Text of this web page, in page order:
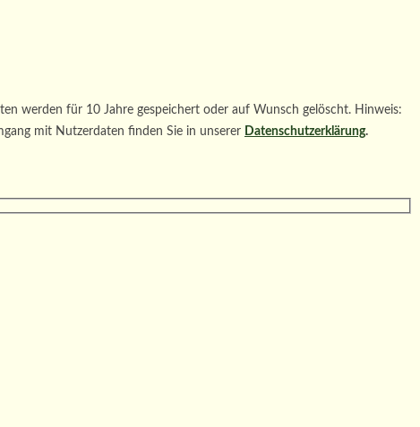
werden für 10 Jahre gespeichert oder auf Wunsch gelöscht. Hinweis:
mit Nutzerdaten finden Sie in unserer Datenschutzerklärung.